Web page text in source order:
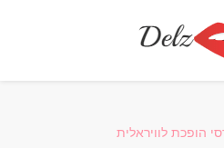
הופכת לוויראלית